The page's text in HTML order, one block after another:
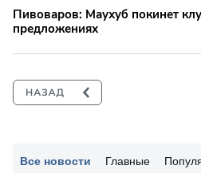
Все новости Главные
Пивоваров: Маухуб покинет
предложениях